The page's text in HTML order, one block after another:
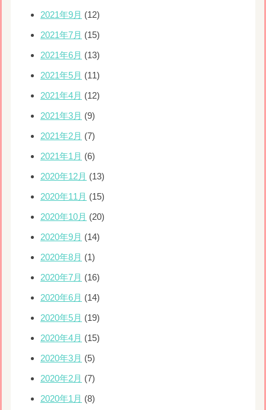
2021年9月 (12)
2021年7月 (15)
2021年6月 (13)
2021年5月 (11)
2021年4月 (12)
2021年3月 (9)
2021年2月 (7)
2021年1月 (6)
2020年12月 (13)
2020年11月 (15)
2020年10月 (20)
2020年9月 (14)
2020年8月 (1)
2020年7月 (16)
2020年6月 (14)
2020年5月 (19)
2020年4月 (15)
2020年3月 (5)
2020年2月 (7)
2020年1月 (8)